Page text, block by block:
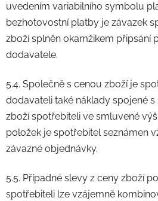
uvedením variabilního symbolu
bezhotovostní platby je závazek
zboží splněn okamžikem připsání
dodavatele.
5.4. Společně s cenou zboží je
dodavateli také náklady spojené
zboží spotřebiteli ve smluvené
položek je spotřebitel seznámen
závazné objednávky.
5.5. Případné slevy z ceny zboží
spotřebiteli lze vzájemně